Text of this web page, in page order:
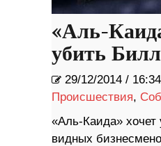
«Аль-
убить
29/12/2014 /
Происшествия,
«Аль-Каида» хочет
видных